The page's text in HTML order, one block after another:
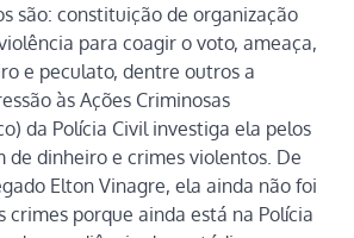
são: constituição de organização
para coagir o voto, ameaça,
e peculato, dentre outros a
às Ações Criminosas
da Polícia Civil investiga ela pelos
de dinheiro e crimes violentos. De
Elton Vinagre, ela ainda não foi
crimes porque ainda está na Polícia